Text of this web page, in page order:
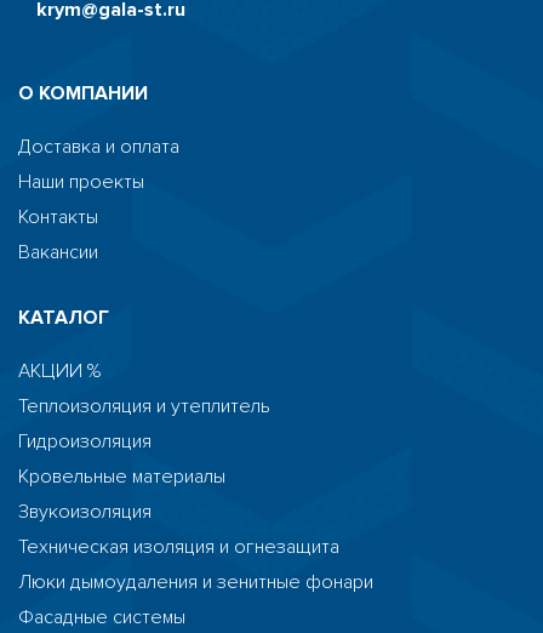
krym@gala-st.ru
О КОМПАНИИ
Доставка и оплата
Наши проекты
Контакты
Вакансии
КАТАЛОГ
АКЦИИ %
Теплоизоляция и утеплитель
Гидроизоляция
Кровельные материалы
Звукоизоляция
Техническая изоляция и огнезащита
Люки дымоудаления и зенитные фонари
Фасадные системы